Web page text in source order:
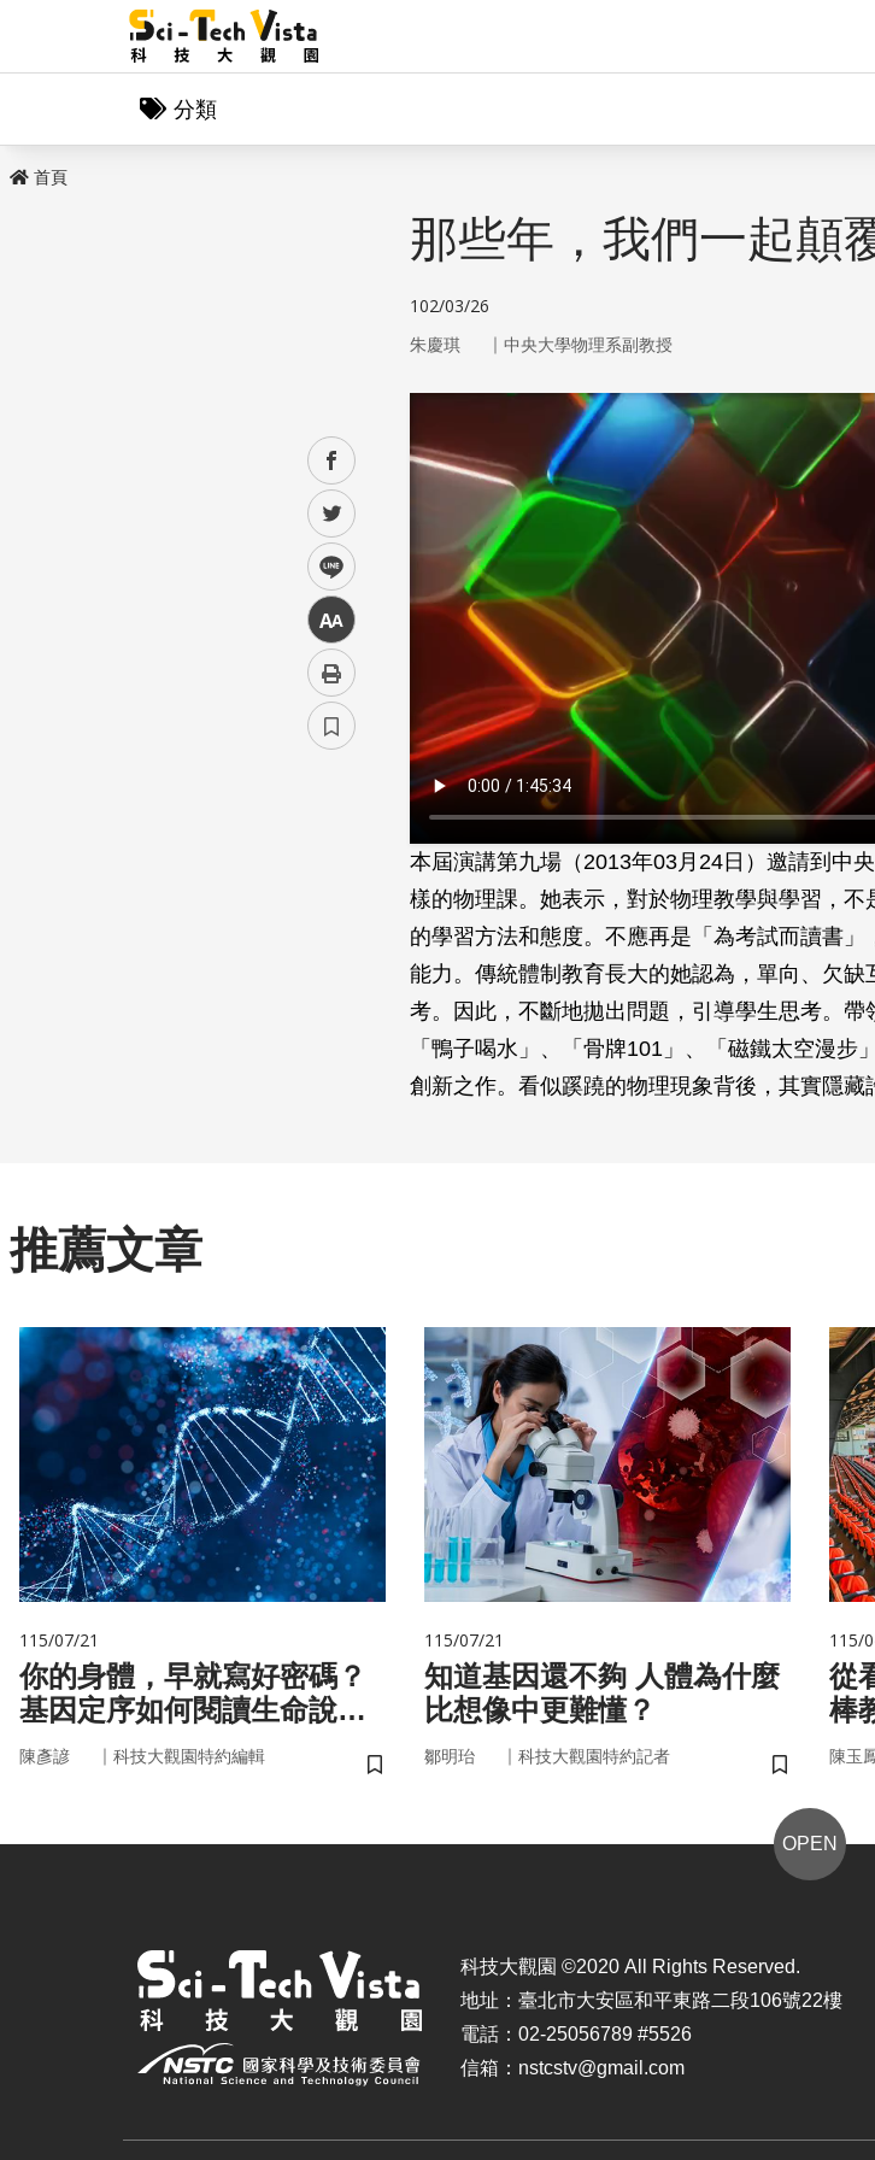
分類
首頁
facebook
twitter
line
中
那些年，我們一起顛
102/03/26
朱慶琪 ｜ 中央大學物理系副教授
本屆演講第九場（2013年03月24日）邀請到中
樣的物理課。她表示，對於物理教學與學習，
的學習方法和態度。不應再是「為考試而讀書
能力。傳統體制教育長大的她認為，單向、欠
考。因此，不斷地拋出問題，引導學生思考。
「鴨子喝水」、「骨牌101」、「磁鐵太空漫步
創新之作。看似蹊蹺的物理現象背後，其實隱藏
推薦文章
115/07/21
你的身體，早就寫好密碼？
基因定序如何閱讀生命說明
書
陳彥諺 ｜ 科技大觀園特約編輯
儲存書籤
115/07/21
知道基因還不夠 人體為什麼
比想像中更難懂？
鄒明珆 ｜ 科技大觀園特約記者
儲存書籤
115/
從
棒
陳玉
OPEN
科技大觀園 ©2020 All Rights Reserved.
地址：臺北市大安區和平東路二段106號22樓
電話：02-25056789 #5526
信箱：nstcstv@gmail.com